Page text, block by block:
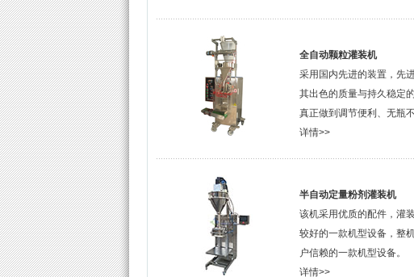
全自动颗粒灌装机
采用国内先进的装置，先
其出色的质量与持久稳定
真正做到调节便利、无瓶
详情>>
半自动定量粉剂灌装机
该机采用优质的配件，灌
较好的一款机型设备，整
户信赖的一款机型设备。
详情>>